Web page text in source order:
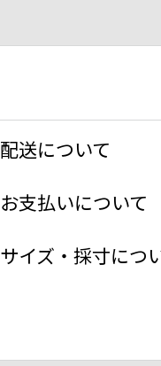
配送について
お支払いについて
サイズ・採寸につ